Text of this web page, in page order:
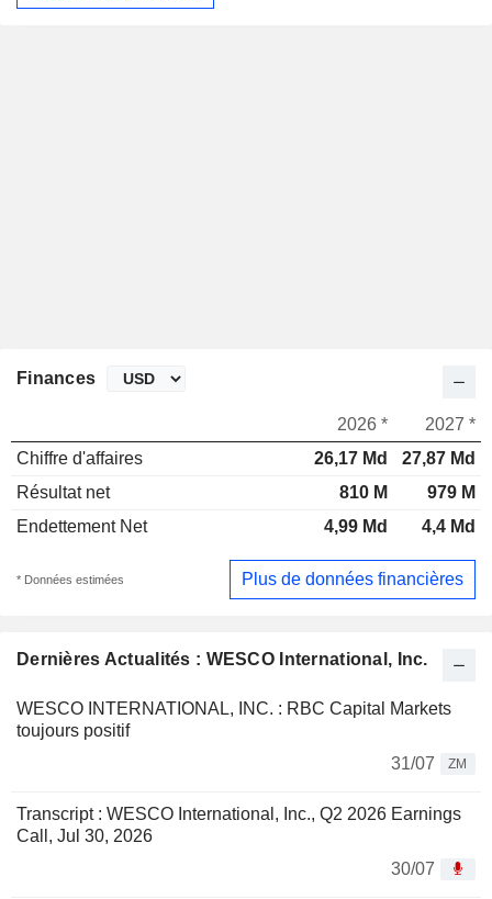
Dernières Actualités : WESCO International, Inc.
WESCO INTERNATIONAL, INC. : RBC Capital Markets
toujours positif
31/07
ZM
Transcript : WESCO International, Inc., Q2 2026 Earnings
Call, Jul 30, 2026
30/07
Finances
2026 *
2027 *
Chiffre d'affaires
26,17 Md
27,87 Md
Résultat net
810 M
979 M
Endettement Net
4,99 Md 4,4 Md
* Données estimées Plus de données financières